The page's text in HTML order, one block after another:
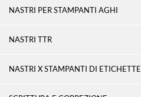
NASTRI PER STAMPANTI AGHI
NASTRI TTR
NASTRI X STAMPANTI DI ETICHETTE